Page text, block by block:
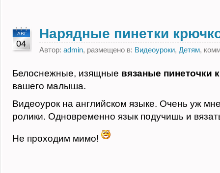
АВГ
04
Нарядные пинетки
Автор: admin, размещено в: Видеоуроки, Детям,
Белоснежные, изящные вязаные пинеточки
вашего малыша.
Видеоурок на английском языке. Очень уж
ролики. Одновременно язык подучишь и
Не проходим мимо!